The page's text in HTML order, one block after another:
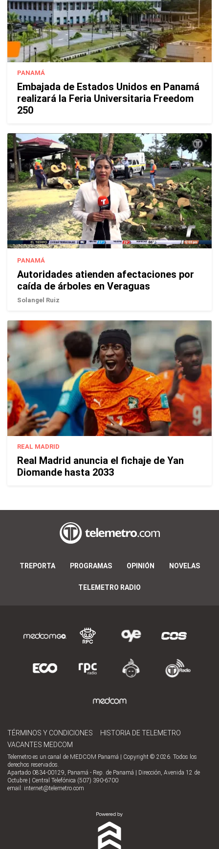
PANAMÁ
Embajada de Estados Unidos en Panamá
realizará la Feria Universitaria Freedom
250
PANAMÁ
Autoridades atienden afectaciones por
caída de árboles en Veraguas
Solangel Ruiz
REAL MADRID
Real Madrid anuncia el fichaje de Yan
Diomande hasta 2033
TREPORTA PROGRAMAS OPINIÓN NOVELAS
TELEMETRO RADIO
TÉRMINOS Y CONDICIONES
HISTORIA DE TELEMETRO
VACANTES MEDCOM
Telemetro es un canal de MEDCOM Panamá | Copyright © 2026. Todos los
derechos reservados.
Apartado 0834-00129, Panamá - Rep. de Panamá | Dirección, Avenida 12 de
Octubre | Central Telefónica (507) 390-6700
email: internet@telemetro.com